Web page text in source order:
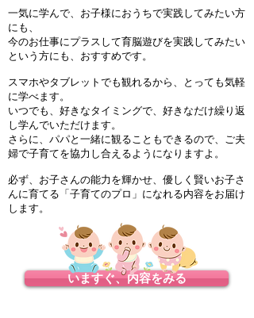
一気に学んで、お子様におうちで実践してみたい方
にも、
今のお仕事にプラスして育脳遊びを実践してみたい
という方にも、おすすめです。
スマホやタブレットでも観れるから、とっても気軽
に学べます。
いつでも、好きなタイミングで、好きなだけ繰り返
し学んでいただけます。
さらに、パパと一緒に観ることもできるので、ご夫
婦で子育てを協力し合えるようになりますよ。
必ず、お子さんの能力を輝かせ、優しく賢いお子さ
んに育てる「子育てのプロ」になれる内容をお届け
します。
いますぐ、内容をみる